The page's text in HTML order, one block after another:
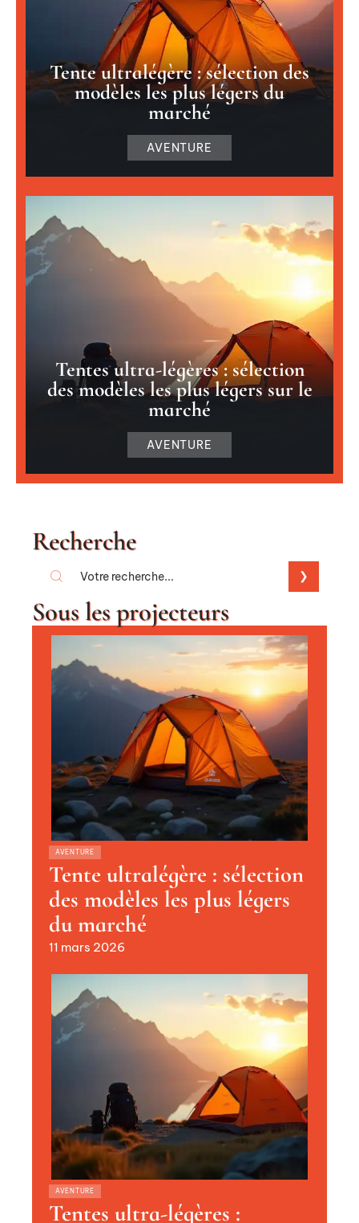
Tente ultralégère : sélection des
modèles les plus légers du
marché
AVENTURE
Tentes ultra-légères : sélection
des modèles les plus légers sur le
marché
AVENTURE
Recherche
Sous les projecteurs
AVENTURE
Tente ultralégère : sélection
des modèles les plus légers
du marché
11 mars 2026
AVENTURE
Tentes ultra-légères :